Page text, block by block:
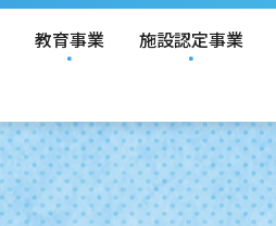
教育事業
施設認定事業